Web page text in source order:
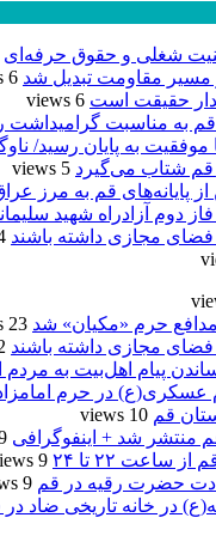
شغلی و حقوق حرفه‌ای
مقاومت تبدیل شد 6 views
حقیقت است 6 views
به مناسبت گرامیداشت
موفقیت به پایان رسید/
قم شتاب می‌گیرد 5 views
دوم آزادراه شهید
فضای مجازی داشته باشند
حرم «مکیان» شد 23 views
فضای مجازی داشته باشند
پیام اهل‌بیت به
عسکری(ع) در حرم
قم 10 views
۲۲ تا ۲۴
9 views
حضرت رقیه در قم 9 views
در خانه تاریخی ضاد